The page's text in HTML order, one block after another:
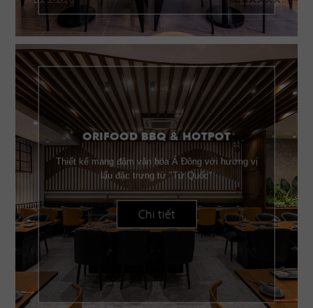
ORIFOOD BBQ & HOTPOT
Thiết kế mang đậm văn hóa Á Đông với hương vị
lẩu đặc trưng từ "Tứ Quốc"
Chi tiết